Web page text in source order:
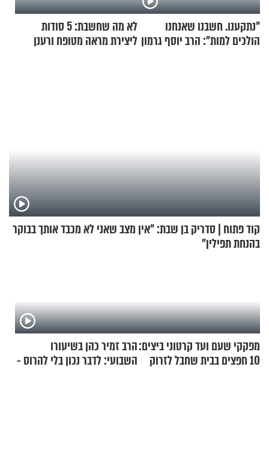
"נתקענו. חשבנו שאנחנו
הולכים למות": הרב יוסף גרמון
לא מה שחשבת: 5 סודות
ליצירת מראה מטופח ורענן
קוד פתוח | סדריק בן שבת: "אין מצב שאני לא מכבד אותך בבוקר
בהנחת תפילין"
מפקקי שעם ועד קרטוני ביצים:
10 חפצים בבית שחבל לזרוק
הרב זמיר כהן בשיעורו
השבועי: לדבר נכון בלי להרוס -